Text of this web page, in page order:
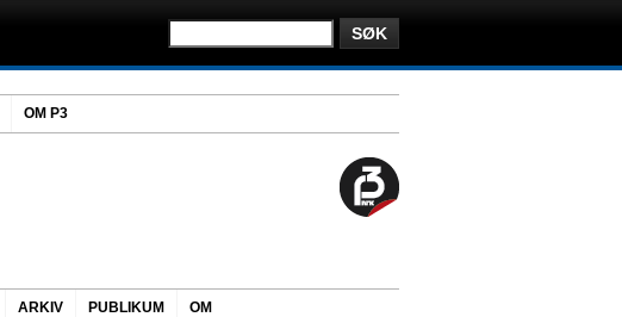
OM P3
ARKIV PUBLIKUM OM